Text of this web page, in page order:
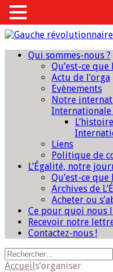
Qui sommes-nous ?
Qu’est-ce
Actu de l’orga
Evènements
Notre
Internationale
Liens
Politique de
L’Égalité, notre
Qu’est-ce que
Archives de
Acheter ou
Ce pour quoi nous
Recevoir notre
Contactez-nous !
Rechercher :
Accueils’organiser